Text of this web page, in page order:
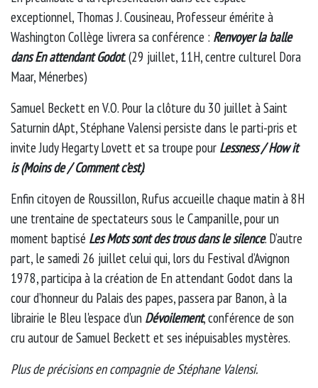
exceptionnel, Thomas J. Cousineau, Professeur émérite à
Washington Collège livrera sa conférence : Renvoyer la balle
dans En attendant Godot.(29 juillet, 11H, centre culturel Dora
Maar, Ménerbes)
Samuel Beckett en V.O. Pour la clôture du 30 juillet à Saint
Saturnin dApt, Stéphane Valensi persiste dans le parti-pris et
invite Judy Hegarty Lovett et sa troupe pour Lessness / How it
is (Moins de / Comment c’est).
Enfin citoyen de Roussillon, Rufus accueille chaque matin à 8H
une trentaine de spectateurs sous le Campanille, pour un
moment baptisé Les Mots sont des trous dans le silence. D’autre
part, le samedi 26 juillet celui qui, lors du Festival d’Avignon
1978, participa à la création de En attendant Godot dans la
cour d’honneur du Palais des papes, passera par Banon, à la
librairie le Bleu l'espace d'un Dévoilement, conférence de son
cru autour de Samuel Beckett et ses inépuisables mystères.
Plus de précisions en compagnie de Stéphane Valensi.